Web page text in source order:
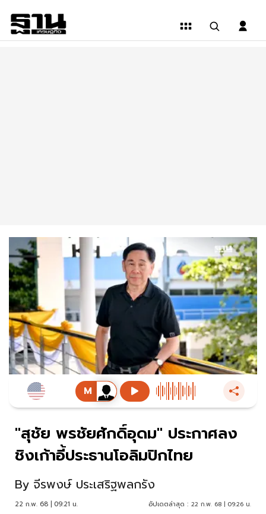
"สุชัย พรชัยศักดิ์อุดม" ประกาศลง
ชิงเก้าอี้ประธานโอลิมปิกไทย
By จีรพงษ์ ประเสริฐพลกรัง
22 ก.พ. 68 | 09:21 น. อัปเดตล่าสุด : 22 ก.พ. 68 | 09:26 น.